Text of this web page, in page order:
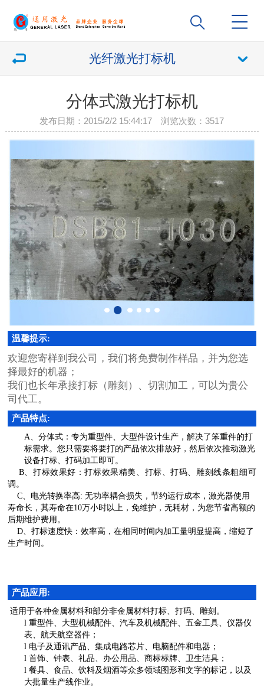
光纤激光打标机
分体式激光打标机
发布日期：2015/2/2 15:44:17 浏览次数：3517
温馨提示:
欢迎您寄样到我公司，我们将免费制作样品，并为您选
择最好的机器；
我们也长年承接打标（雕刻）、切割加工，可以为贵公
司代工。
产品特点:
A、分体式：专为重型件、大型件设计生产，解决了笨重件的打
标需求。您只需要将要打的产品依次排放好，然后依次推动激光
设备打标、打码加工即可。
B、打标效果好 ：打标效果精美、打标、打码、雕刻线条粗细可
调。
C、 电光转换率高:无功率耦合损失，节约运行成本，激光器使用
寿命长，其寿命在10万小时以上，免维护，无耗材，为您节省高额的
后期维护费用。
D、打标速度快：效率高，在相同时间内加工量明显提高，缩短了
生产时间。
产品应用:
适用于各种金属材料和部分非金属材料打标、打码、雕刻。
l重型件、大型机械配件、汽车及机械配件、五金工具、仪器仪
表、航天航空器件；
l 电子及通讯产品、集成电路芯片、电脑配件和电器；
l首饰、钟表、礼品、办公用品、商标标牌、卫生洁具；
l餐具、食品、饮料及烟酒等众多领域图形和文字的标记，以及
大批量生产线作业。